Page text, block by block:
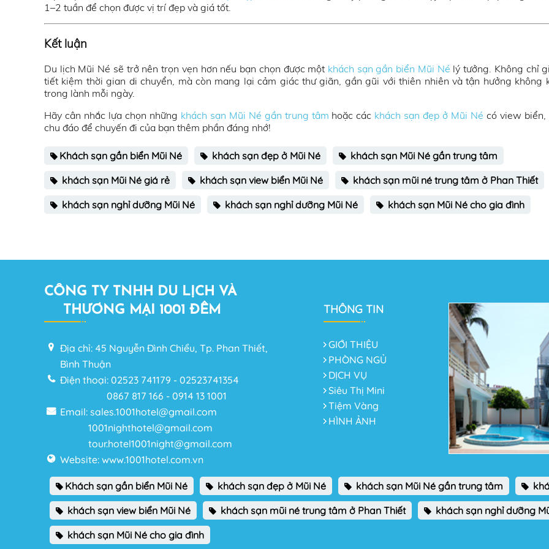
1–2 tuần để chọn được vị trí đẹp và giá tốt.
Kết luận
Du lịch Mũi Né sẽ trở nên trọn vẹn hơn nếu bạn chọn được một khách sạn gần biển Mũi Né lý tưởng. Không chỉ
tiết kiệm thời gian di chuyển, mà còn mang lại cảm giác thư giãn, gần gũi với thiên nhiên và tận hưởng không
trong lành mỗi ngày.
Hãy cân nhắc lựa chọn những khách sạn Mũi Né gần trung tâm hoặc các khách sạn đẹp ở Mũi Né có view biển,
chu đáo để chuyến đi của bạn thêm phần đáng nhớ!
Khách sạn gần biển Mũi Né khách sạn đẹp ở Mũi Né
khách sạn Mũi Né gần trung tâm
khách sạn Mũi Né giá rẻ
khách sạn view biển Mũi Né
khách sạn mũi né trung tâm ở Phan Thiết
khách sạn nghỉ dưỡng Mũi Né
khách sạn nghỉ dưỡng Mũi Né khách sạn Mũi Né cho gia đình
CÔNG TY TNHH DU LỊCH VÀ
THƯƠNG MẠI 1001 ĐÊM
Địa chỉ: 45 Nguyễn Đình Chiểu, Tp. Phan Thiết,
Bình Thuận
Điện thoại: 02523 741179 - 02523741354
0867 817 166 - 0914 13 1001
Email: sales.1001hotel@gmail.com
1001nighthotel@gmail.com
tour.hotel1001night@gmail.com
Website: www.1001hotel.com.vn
THÔNG TIN
GIỚI THIỆU
PHÒNG NGỦ
DỊCH VỤ
Siêu Thị Mini
Tiệm Vàng
HÌNH ẢNH
Khách sạn gần biển Mũi Né khách sạn đẹp ở Mũi Né khách sạn Mũi Né gần trung tâm
khách sạn view biển Mũi Né
khách sạn mũi né trung tâm ở Phan Thiết khách sạn nghỉ dưỡng
khách sạn Mũi Né cho gia đình